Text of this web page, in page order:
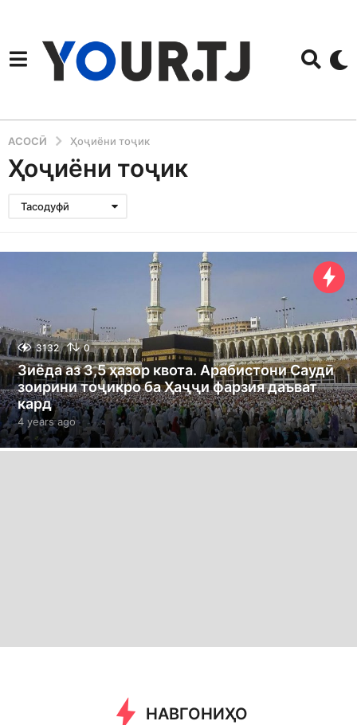
АСОСӢ Ҳоҷиёни тоҷик
Ҳоҷиёни тоҷик
Тасодуфӣ
3132 0
Зиёда аз 3,5 ҳазор квота. Арабистони Саудӣ
зоирини тоҷикро ба Ҳаҷҷи фарзия даъват
кард
4 years ago4
y
e
НАВГОНИҲО